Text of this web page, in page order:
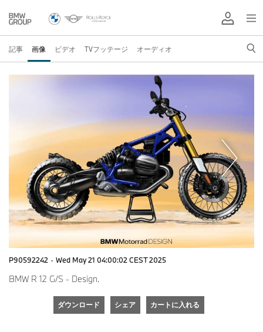
記事 画像 ビデオ TVフッテージ オーディオ
P90592242 · Wed May 21 04:00:02 CEST 2025
BMW R 12 G/S - Design.
ダウンロード シェア カートに入れる